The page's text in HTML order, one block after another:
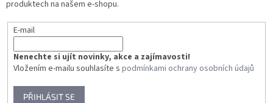
produktech na našem e-shopu.
E-mail
Nenechte si ujít novinky, akce a zajímavosti!
Vložením e-mailu souhlasíte s podmínkami ochrany osobních údajů
PŘIHLÁSIT SE